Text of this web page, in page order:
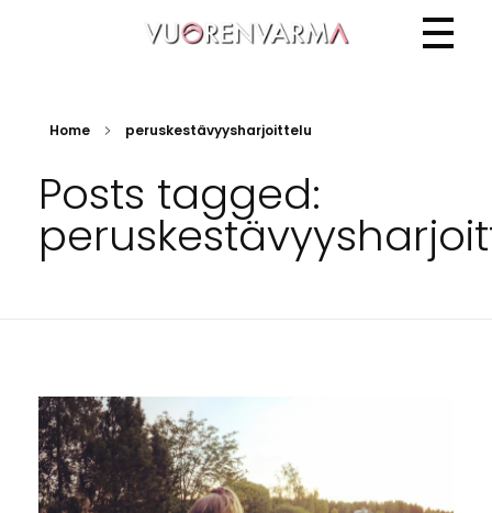
Home peruskestävyysharjoittelu
Posts tagged: